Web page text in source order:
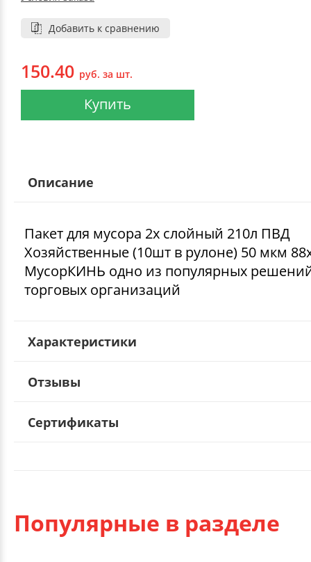
Добавить к сравнению
150.40 руб. за шт.
Купить
Описание
Пакет для мусора 2х слойный 210л ПВД
Хозяйственные (10шт в рулоне) 50 мкм
МусорКИНЬ одно из популярных
торговых организаций
Характеристики
Отзывы
Сертификаты
Популярные в разделе